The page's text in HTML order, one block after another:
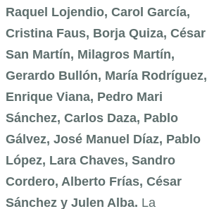
Raquel Lojendio, Carol García,
Cristina Faus, Borja Quiza, César
San Martín, Milagros Martín,
Gerardo Bullón, María Rodríguez,
Enrique Viana, Pedro Mari
Sánchez, Carlos Daza, Pablo
Gálvez, José Manuel Díaz, Pablo
López, Lara Chaves, Sandro
Cordero, A lberto Frías, César
Sánchez y Julen Alba. La